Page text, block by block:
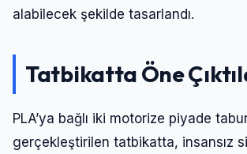
alabilecek şekilde tasarlandı.
Tatbikatta Öne
PLA’ya bağlı iki motorize piyade
gerçekleştirilen tatbikatta, insansız